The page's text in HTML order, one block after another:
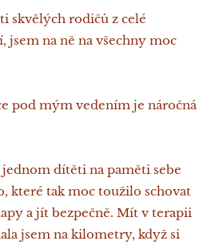
skvělých rodičů z celé
jsem na ně na všechny moc
pod mým vedením je náročná
jednom dítěti na paměti sebe
které tak moc toužilo schovat
a jít bezpečně. Mít v terapii
jsem na kilometry, když si